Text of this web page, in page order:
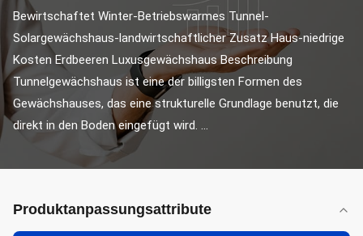
Bewirtschaftet Winter-Betriebswarmes Tunnel-
Solargewächshaus-landwirtschaftlicher Zusatz Haus-niedrige
Kosten Erdbeeren Luxusgewächshaus Beschreibung
Tunnelgewächshaus ist eine der billigsten Formen des
Gewächshauses, das eine strukturelle Grundlage benutzt, die
direkt in den Boden eingefügt wird. ...
Produktanpassungsattribute